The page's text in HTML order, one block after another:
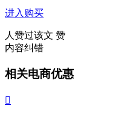
进入购买
人赞过该文 赞
内容纠错
相关电商优惠
